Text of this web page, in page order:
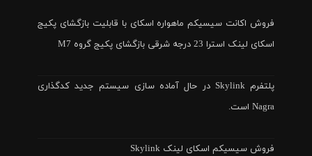
فروش اکانت سیسیکم ماهواره اسکای با قابلیت بازگشای پکیج
اسکای لینک استرا 23 درجه شرقی بازگشای پکیج گروه M7
پلتفرم Skylink در حال آماده سازی سیستم جدید کدگذاری
Nagra است.
فروش سیسیکم اسکای لینک Skylink